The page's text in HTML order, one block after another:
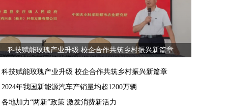
科技赋能玫瑰产业升级 校企合作共筑乡村振兴新篇章
科技赋能玫瑰产业升级 校企合作共筑乡村振兴新篇章
2024年我国新能源汽车产销量均超1200万辆
各地加力“两新”政策 激发消费新活力